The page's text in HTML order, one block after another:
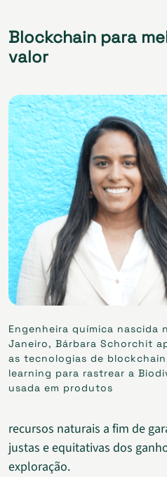
Blockchain para
valor
Engenheira química nascida
Janeiro, Bárbara Schorchit
as tecnologias de
learning para rastrear a
usada em produtos
recursos naturais a fim de
justas e equitativas dos
exploração.